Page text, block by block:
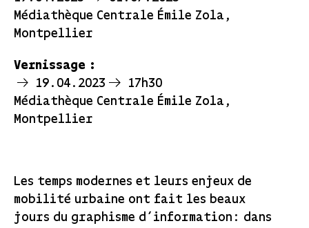
Médiathèque Centrale Émile Zola,
Montpellier
Vernissage :
19.04.2023
17h30
Médiathèque Centrale Émile Zola,
Montpellier
Les temps modernes et leurs enjeux de
mobilité urbaine ont fait les beaux
jours du graphisme d’information: dans